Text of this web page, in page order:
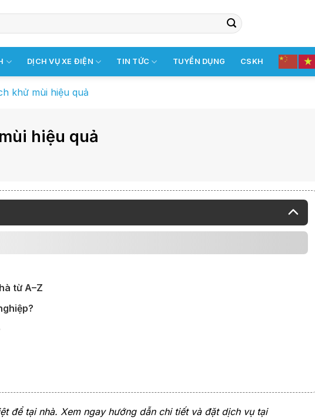
DỊCH VỤ XE ĐIỆN TIN TỨC TUYỂN DỤNG CSKH
khử mùi hiệu quả
hiệu quả
từ A–Z
để tại nhà. Xem ngay hướng dẫn chi tiết và đặt dịch vụ tại